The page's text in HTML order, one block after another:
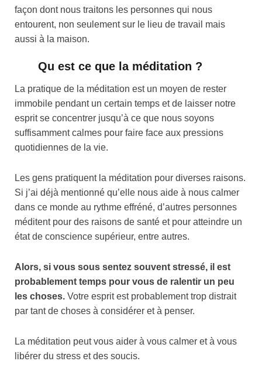
façon dont nous traitons les personnes qui nous
entourent, non seulement sur le lieu de travail mais
aussi à la maison.
Qu est ce que la méditation ?
La pratique de la méditation est un moyen de rester
immobile pendant un certain temps et de laisser notre
esprit se concentrer jusqu’à ce que nous soyons
suffisamment calmes pour faire face aux pressions
quotidiennes de la vie.
Les gens pratiquent la méditation pour diverses raisons.
Si j’ai déjà mentionné qu’elle nous aide à nous calmer
dans ce monde au rythme effréné, d’autres personnes
méditent pour des raisons de santé et pour atteindre un
état de conscience supérieur, entre autres.
Alors, si vous sous sentez souvent stressé, il est
probablement temps pour vous de ralentir un peu
les choses. Votre esprit est probablement trop distrait
par tant de choses à considérer et à penser.
La méditation peut vous aider à vous calmer et à vous
libérer du stress et des soucis.